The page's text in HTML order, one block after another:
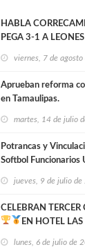
HABLA
PEGA 3-1 A
viernes, 7 de
Aprueban reforma
en Tamaulipas.
martes, 14 de julio
Potrancas y
Softbol Funcionarios
jueves, 9 de julio de
CELEBRAN
EN HOTEL LAS
lunes, 6 de julio de